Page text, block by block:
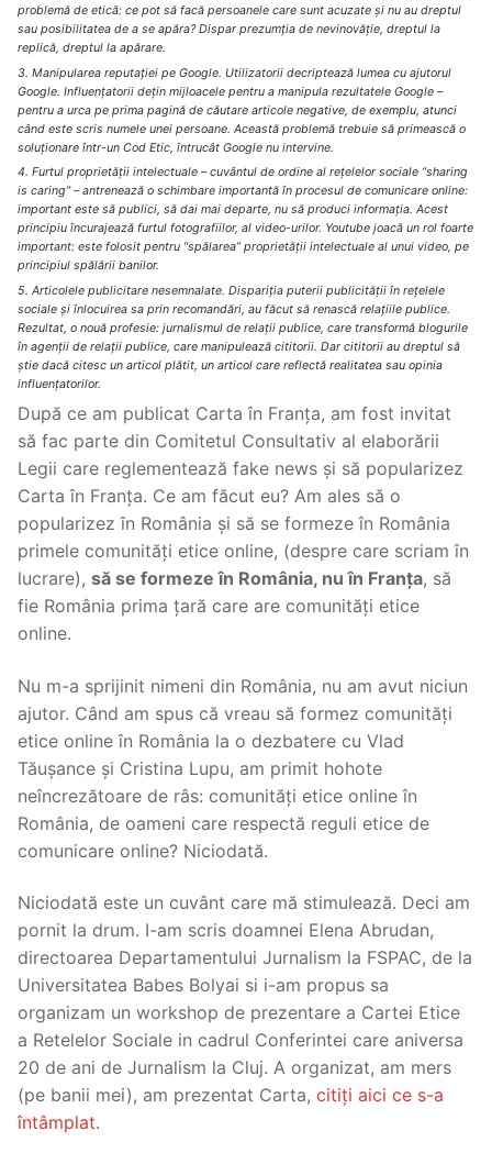
problemă de etică: ce pot să facă persoanele care sunt acuzate și nu au dreptul
sau posibilitatea de a se apăra? Dispar prezumția de nevinovăție, dreptul la
replică, dreptul la apărare.
3. Manipularea reputației pe Google. Utilizatorii decriptează lumea cu ajutorul
Google. Influențatorii dețin mijloacele pentru a manipula rezultatele Google –
pentru a urca pe prima pagină de căutare articole negative, de exemplu, atunci
când este scris numele unei persoane. Această problemă trebuie să primească o
soluționare într-un Cod Etic, întrucât Google nu intervine.
4. Furtul proprietății intelectuale – cuvântul de ordine al rețelelor sociale “sharing
is caring” – antrenează o schimbare importantă în procesul de comunicare online:
important este să publici, să dai mai departe, nu să produci informația. Acest
principiu încurajează furtul fotografiilor, al video-urilor. Youtube joacă un rol foarte
important: este folosit pentru “spălarea” proprietății intelectuale al unui video, pe
principiul spălării banilor.
5. Articolele publicitare nesemnalate. Dispariția puterii publicității în rețelele
sociale și înlocuirea sa prin recomandări, au făcut să renască relațiile publice.
Rezultat, o nouă profesie: jurnalismul de relații publice, care transformă blogurile
în agenții de relații publice, care manipulează cititorii. Dar cititorii au dreptul să
știe dacă citesc un articol plătit, un articol care reflectă realitatea sau opinia
influențatorilor.
După ce am publicat Carta în Franța, am fost invitat
să fac parte din Comitetul Consultativ al elaborării
Legii care reglementează fake news și să popularizez
Carta în Franța. Ce am făcut eu? Am ales să o
popularizez în România și să se formeze în România
primele comunități etice online, (despre care scriam în
lucrare), să se formeze în România, nu în Franța, să
fie România prima țară care are comunități etice
online.
Nu m-a sprijinit nimeni din România, nu am avut niciun
ajutor. Când am spus că vreau să formez comunități
etice online în România la o dezbatere cu Vlad
Tăușance și Cristina Lupu, am primit hohote
neîncrezătoare de râs: comunități etice online în
România, de oameni care respectă reguli etice de
comunicare online? Niciodată.
Niciodată este un cuvânt care mă stimulează. Deci am
pornit la drum. I-am scris doamnei Elena Abrudan,
directoarea Departamentului Jurnalism la FSPAC, de la
Universitatea Babes Bolyai si i-am propus sa
organizam un workshop de prezentare a Cartei Etice
a Retelelor Sociale in cadrul Conferintei care aniversa
20 de ani de Jurnalism la Cluj. A organizat, am mers
(pe banii mei), am prezentat Carta, citiți aici ce s-a
întâmplat.